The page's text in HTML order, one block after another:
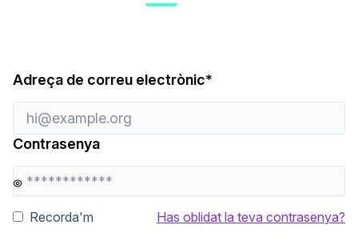
Adreça de correu electrònic*
Contrasenya
Recorda'm Has oblidat la teva contrasenya?